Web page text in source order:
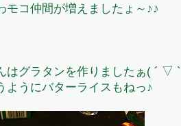
モコ仲間が増えましたょ～♪♪
はグラタンを作りましたぁ( ´ ▽
ようにバターライスもねっ♪